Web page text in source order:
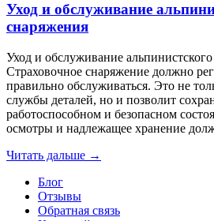
Уход и обслуживание
снаряжения
Уход и обслуживание
Страховочное снаряжение должно
правильно обслуживаться. Это не
службы деталей, но и позволит
работоспособном и безопасном
осмотры и надлежащее хранение
Читать дальше →
Блог
Отзывы
Обратная связь